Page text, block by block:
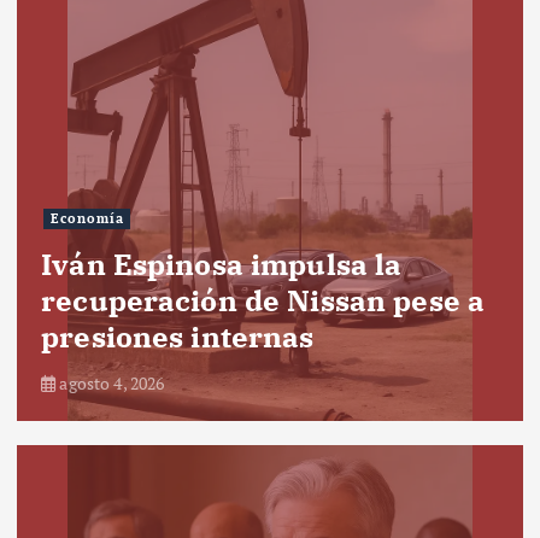
Economía
Iván Espinosa impulsa la
recuperación de Nissan pese a
presiones internas
agosto 4, 2026